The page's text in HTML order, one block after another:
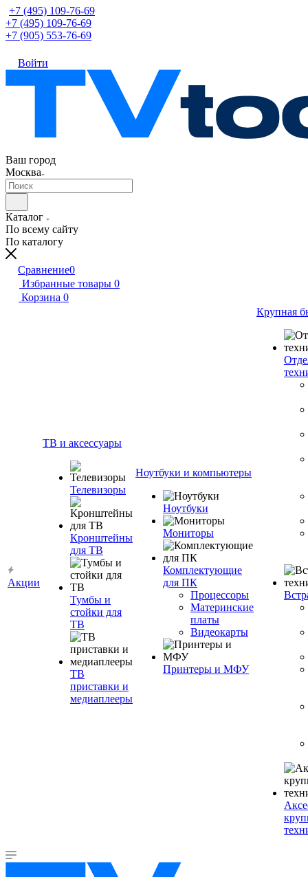
+7 (495) 109-76-69
+7 (495) 109-76-69
+7 (905) 553-76-69
Войти
Ваш город
Москва
Каталог
По всему сайту
По каталогу
Сравнение0
Избранные товары 0
Корзина 0
Акции
ТВ и аксессуары
Телевизоры
Кронштейны
для ТВ
Тумбы и
стойки для
ТВ
ТВ
приставки и
медиаплееры
Ноутбуки и компьютеры
Ноутбуки
Мониторы
Комплектующие
для ПК
Процессоры
Материнские
платы
Видеокарты
Принтеры и МФУ
Крупная